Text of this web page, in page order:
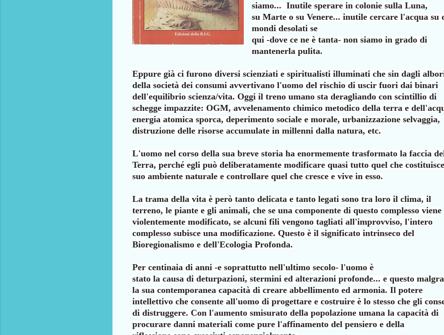
siamo... Inutile sperare in colonie sulla Luna,
su Marte o su Venere... inutile cercare l'acqua su
mondi desolati se
qui -dove ce ne è tanta- non siamo in grado di
mantenerla pulita.
Eppure già ci furono diversi scienziati e spiritualisti illuminati che sin dagli
della società dei consumi avvertivano l'uomo del rischio di uscir fuori dai binari
dell'equilibrio scienza/vita. Oggi il treno umano sta deragliando con scintillio di
schegge impazzite: OGM, avvelenamento chimico metodico della terra e
energia atomica sporca, deperimento sociale e morale, urbanizzazione selvaggia,
distruzione delle risorse accumulate in millenni dalla natura, etc.
L'uomo nel corso della sua breve storia ha enormemente trasformato la faccia
Terra, perché egli può deliberatamente modificare quasi tutto quel che
suo ambiente naturale e controllare quel che cresce e vive in esso.
La trama della vita è però tanto delicata e tanto legati sono tra loro il clima, il
terreno, le piante e gli animali, che se una componente di questo complesso viene
violentemente modificato, se alcuni fili vengono tagliati all'improvviso, l'intero
complesso subisce una modificazione. Questo è il significato intrinseco del
Bioregionalismo e dell'Ecologia Profonda.
Per centinaia di anni -e soprattutto nell'ultimo secolo- l'uomo è
stato la causa di deturpazioni, stermini ed alterazioni profonde... e questo
la sua contemporanea capacità di creare abbellimento ed armonia. Il potere
intellettivo che consente all'uomo di progettare e costruire è lo stesso che gli
di distruggere. Con l'aumento smisurato della popolazione umana la capacità di
procurare danni materiali come pure l'affinamento del pensiero e della